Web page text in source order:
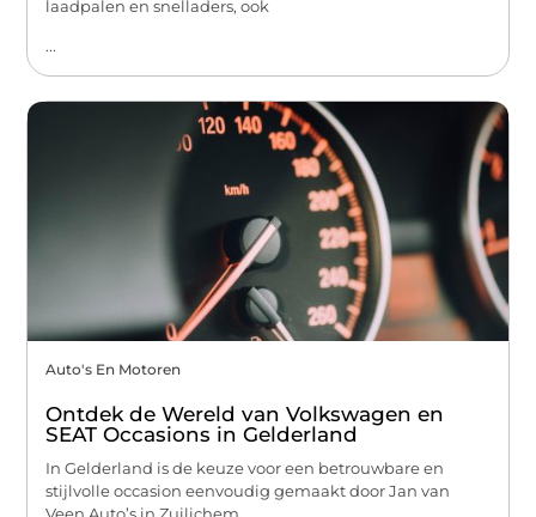
laadpalen en snelladers, ook
...
Auto's En Motoren
Ontdek de Wereld van Volkswagen en
SEAT Occasions in Gelderland
In Gelderland is de keuze voor een betrouwbare en
stijlvolle occasion eenvoudig gemaakt door Jan van